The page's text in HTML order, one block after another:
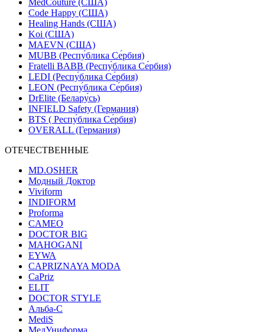
MedCouture (США)
Code Happy (США)
Healing Hands (США)
Koi (США)
MAEVN (США)
MUBB (Респу́блика Се́рбия)
Fratelli BABB (Респу́блика Се́рбия)
LEDI (Респу́блика Се́рбия)
LEON (Респу́блика Се́рбия)
DrElite (Белару́сь)
INFIELD Safety (Германия)
BTS ( Респу́блика Се́рбия)
OVERALL (Германия)
ОТЕЧЕСТВЕННЫЕ
MD.OSHER
Модный Доктор
Viviform
INDIFORM
Proforma
CAMEO
DOCTOR BIG
MAHOGANI
EYWA
CAPRIZNAYA MODA
CaPriz
ELIT
DOCTOR STYLE
Альба-С
MediS
МедУниформа